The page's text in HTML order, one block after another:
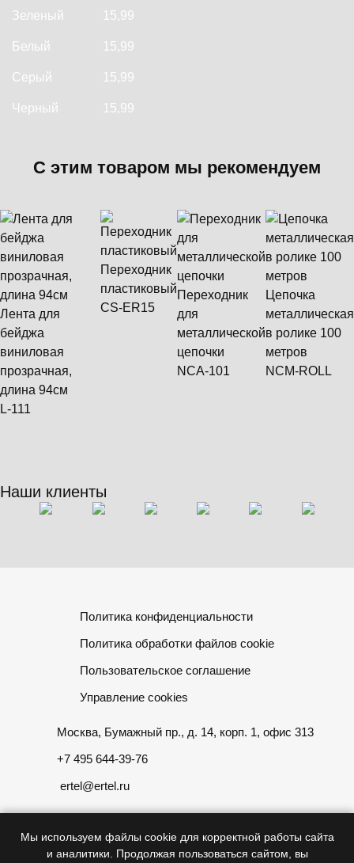
Зеленый 15,99
Белый 15,99
Серый 15,99
Черный 15,99
С этим товаром мы рекомендуем
Лента для
бейджа
виниловая
прозрачная,
длина 94см
L-111
Переходник
пластиковый
CS-ER15
Переходник
для
металлической
цепочки
NCA-101
Цепочка
металлическая
в ролике 100
метров
NCM-ROLL
Наши клиенты
Политика конфиденциальности
Политика обработки файлов cookie
Пользовательское соглашение
Управление cookies
Москва, Бумажный пр., д. 14, корп. 1, офис 313
+7 495 644-39-76
ertel@ertel.ru
Информация размещенная на сайте не является публичной
Мы используем файлы cookie для корректной работы сайта
и аналитики. Продолжая пользоваться сайтом, вы